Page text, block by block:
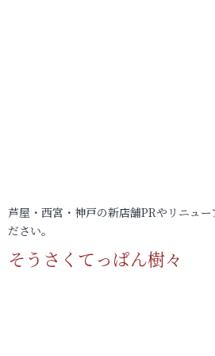
芦屋・西宮・神戸の新店舗PRやリニュ
ださい。
そうさくてっぱん樹々